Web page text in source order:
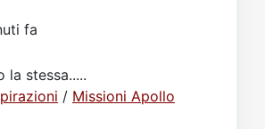
fa
la stessa.....
/ Missioni Apollo